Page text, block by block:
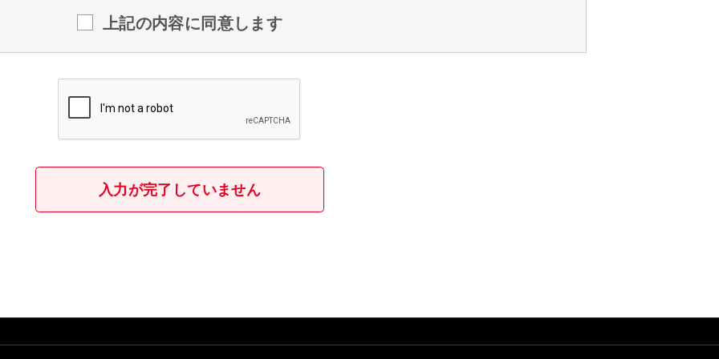
上記の内容に同意します
入力が完了していません